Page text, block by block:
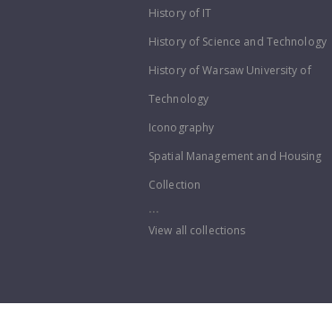
History of IT
History of Science and Technology
History of Warsaw University of
Technology
Iconography
Spatial Management and Housing
Collection
...
View all collections